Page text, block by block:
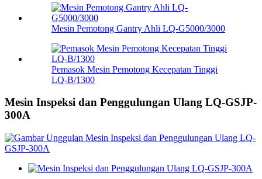
Mesin Pemotong Gantry Ahli LQ-G5000/3000
Pemasok Mesin Pemotong Kecepatan Tinggi
LQ-B/1300
Mesin Inspeksi dan Penggulungan Ulang LQ-GSJP-
300A